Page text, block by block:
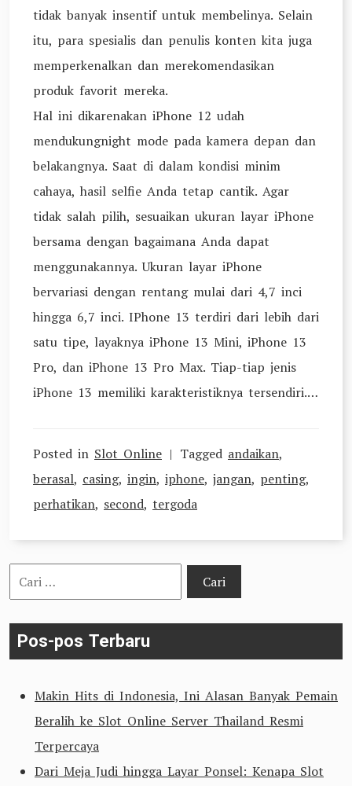
tidak banyak insentif untuk membelinya. Selain
itu, para spesialis dan penulis konten kita juga
memperkenalkan dan merekomendasikan
produk favorit mereka.
Hal ini dikarenakan iPhone 12 udah
mendukungnight mode pada kamera depan dan
belakangnya. Saat di dalam kondisi minim
cahaya, hasil selfie Anda tetap cantik. Agar
tidak salah pilih, sesuaikan ukuran layar iPhone
bersama dengan bagaimana Anda dapat
menggunakannya. Ukuran layar iPhone
bervariasi dengan rentang mulai dari 4,7 inci
hingga 6,7 inci. IPhone 13 terdiri dari lebih dari
satu tipe, layaknya iPhone 13 Mini, iPhone 13
Pro, dan iPhone 13 Pro Max. Tiap-tiap jenis
iPhone 13 memiliki karakteristiknya tersendiri.…
Posted in Slot Online Tagged andaikan,
berasal, casing, ingin, iphone, jangan, penting,
perhatikan, second, tergoda
Cari
untuk:
Pos-pos Terbaru
Makin Hits di Indonesia, Ini Alasan Banyak Pemain
Beralih ke Slot Online Server Thailand Resmi
Terpercaya
Dari Meja Judi hingga Layar Ponsel: Kenapa Slot